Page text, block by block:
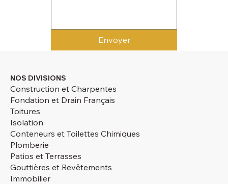
Envoyer
NOS DIVISIONS
Construction et Charpentes
Fondation et Drain Français
Toitures
Isolation
Conteneurs et Toilettes Chimiques
Plomberie
Patios et Terrasses
Gouttières et Revêtements
Immobilier